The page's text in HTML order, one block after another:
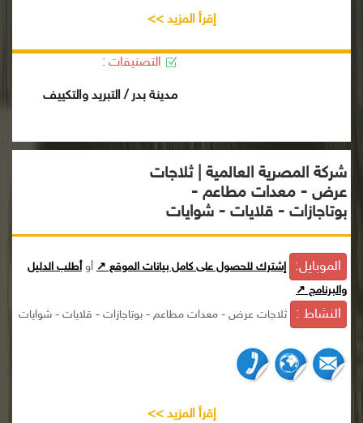
إقرأ المزيد >>
التصنيفات :
مدينة بدر / التبريد والتكييف
شركة المصرية العالمية | ثلاجات
عرض - معدات مطاعم -
بوتاجازات - قلايات - شوايات
الموبايل: إشترك للحصول على كامل بيانات الموقع ↗ أوأطلب الدليل
والبرنامج ↗
النشاط : ثلاجات عرض - معدات مطاعم - بوتاجازات - قلايات - شوايات
إقرأ المزيد >>